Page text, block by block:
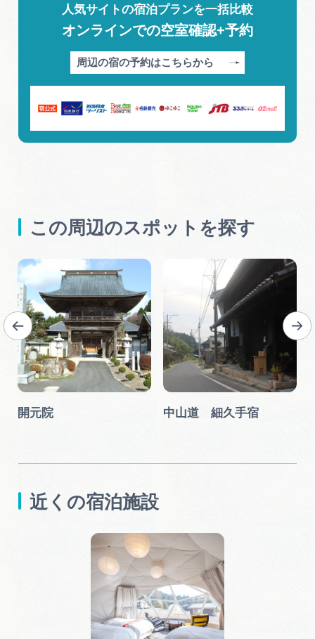
人気サイトの宿泊プランを一括比較
オンラインでの空室確認+予約
周辺の宿の予約はこちらから
この周辺のスポットを探す
開元院 中山道 細久手宿
近くの宿泊施設